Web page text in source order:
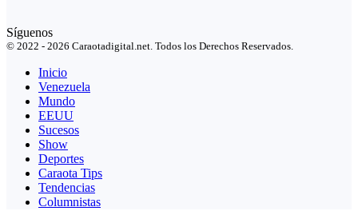
Síguenos
© 2022 - 2026 Caraotadigital.net. Todos los Derechos Reservados.
Inicio
Venezuela
Mundo
EEUU
Sucesos
Show
Deportes
Caraota Tips
Tendencias
Columnistas